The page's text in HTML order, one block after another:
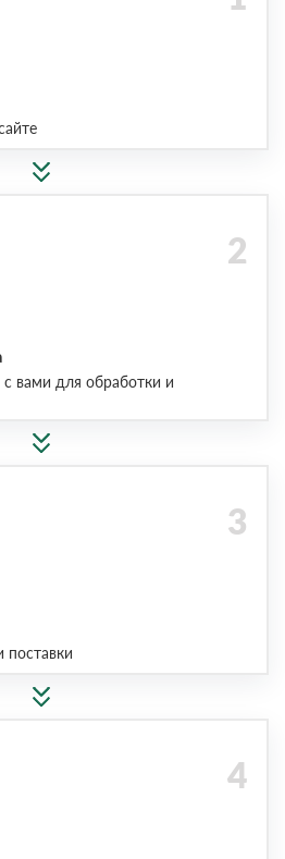
вами для обработки и
поставки